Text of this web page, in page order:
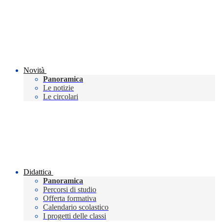
Novità
Panoramica
Le notizie
Le circolari
Didattica
Panoramica
Percorsi di studio
Offerta formativa
Calendario scolastico
I progetti delle classi